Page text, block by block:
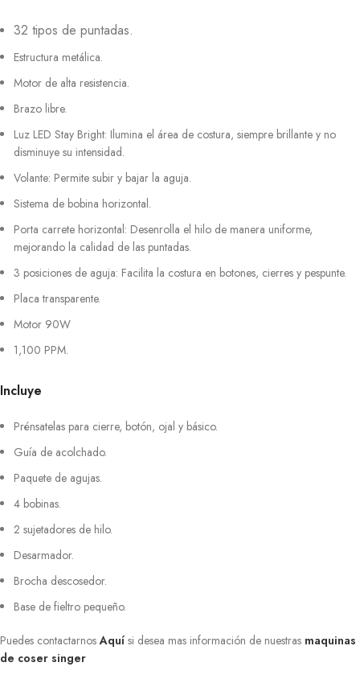
32 tipos de puntadas.
Estructura metálica.
Motor de alta resistencia.
Brazo libre.
Luz LED Stay Bright: Ilumina el área de costura, siempre brillante y no
disminuye su intensidad.
Volante: Permite subir y bajar la aguja.
Sistema de bobina horizontal.
Porta carrete horizontal: Desenrolla el hilo de manera uniforme,
mejorando la calidad de las puntadas.
3 posiciones de aguja: Facilita la costura en botones, cierres y pespunte.
Placa transparente.
Motor 90W
1,100 PPM.
Incluye
Prénsatelas para cierre, botón, ojal y básico.
Guía de acolchado.
Paquete de agujas.
4 bobinas.
2 sujetadores de hilo.
Desarmador.
Brocha descosedor.
Base de fieltro pequeño.
Puedes contactarnosAquí si desea mas información de nuestras maquinas
de coser singer